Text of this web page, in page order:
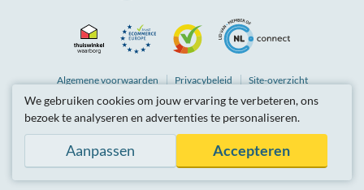
WaarborgEurope
Algemenevoorwaarden Privacybeleid Site-overzicht
Partnerprogramma Tarieven zijn inclusief btw.
© Breedbandwinkel BV 2003 - 2026, Berkel en Rodenrijs
We gebruiken cookies om jouw ervaring te verbeteren, ons
bezoek te analyseren en advertenties te personaliseren.
Aanpassen Accepteren